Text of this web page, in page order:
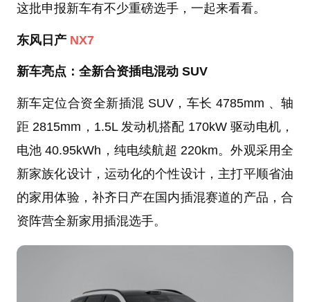
这批申报新车有不少重磅选手，一起来看看。
东风日产 NX7
新车亮点：全新合资插电混动 SUV
新车定位合资全新插混 SUV，车长 4785mm 、轴
距 2815mm，1.5L 发动机搭配 170kW 驱动电机，
电池 40.95kWh，纯电续航超 220km。外观采用全
新家族化设计，运动化的个性设计，主打平顺省油
的家用体验，补齐日产在国内插混赛道的产品，合
资阵营全新家用插混选手。